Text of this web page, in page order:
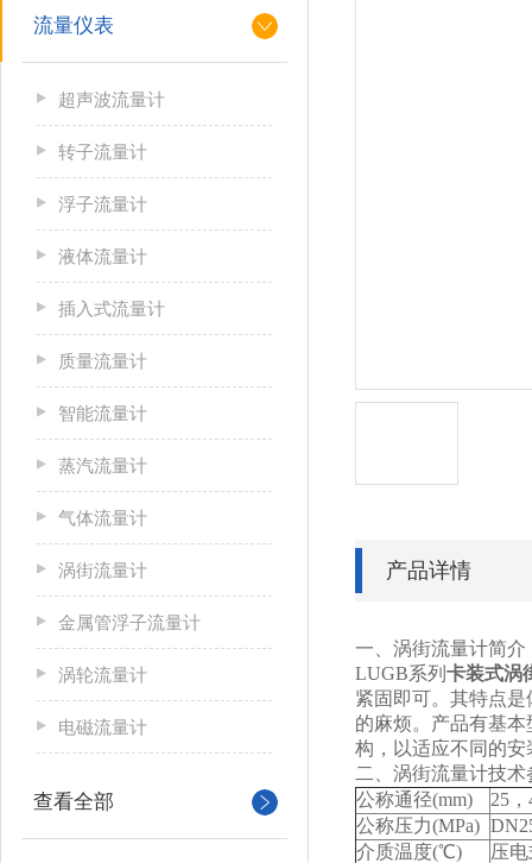
流量仪表
超声波流量计
转子流量计
浮子流量计
液体流量计
插入式流量计
质量流量计
智能流量计
蒸汽流量计
气体流量计
涡街流量计
金属管浮子流量计
涡轮流量计
电磁流量计
查看全部
产品详情
一、涡街流量计简介
LUGB系列 卡装式涡
紧固即可。其特点
的麻烦。产品有基
构，以适应不同的
二、涡街流量计技术
公称通径(mm)
25
公称压力(MPa)
介质温度(℃)
压电